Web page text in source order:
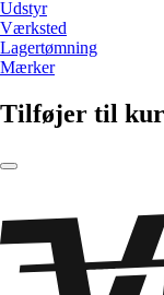
Udstyr
Værksted
Lagertømning
Mærker
Tilføjer til